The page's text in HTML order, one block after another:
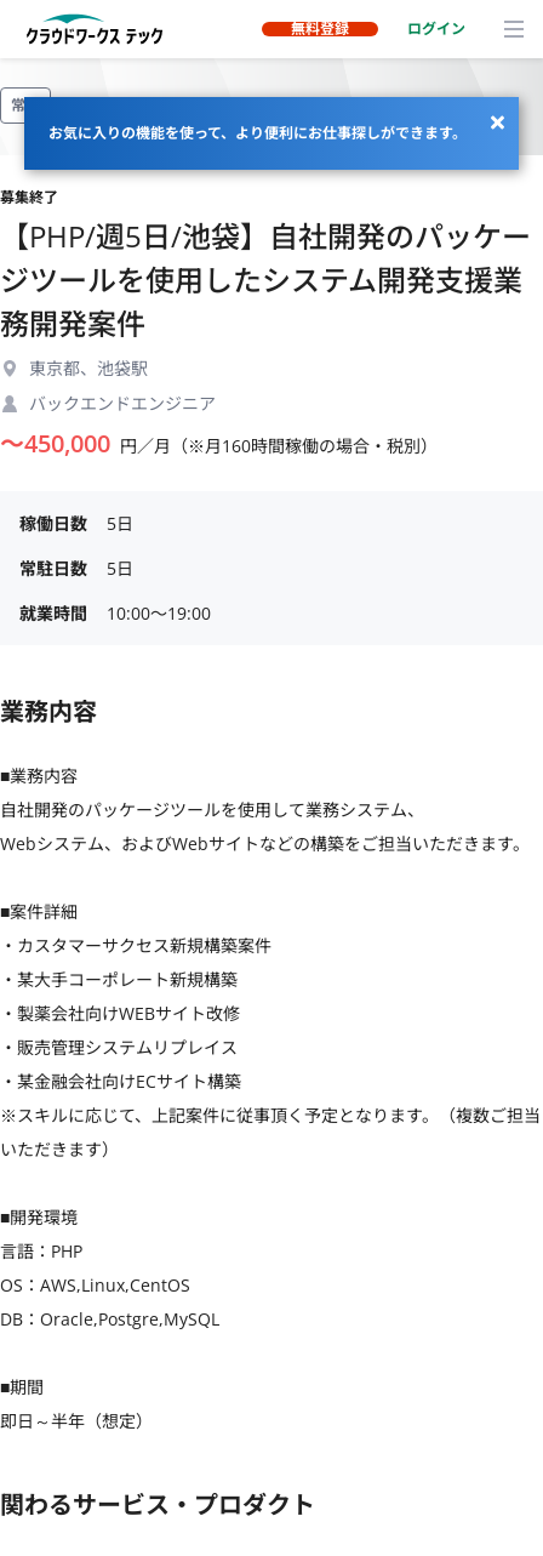
無料登録 ログイン
お気に入りの機能を使って、より便利にお仕事探しができます。
常駐
募集終了
【PHP/週5日/池袋】自社開発のパッケー
ジツールを使用したシステム開発支援業
務開発案件
東京都、池袋駅
バックエンドエンジニア
〜450,000 円／月（※月160時間稼働の場合・税別）
稼働日数
5日
常駐日数
5日
就業時間
10:00〜19:00
業務内容
■業務内容
自社開発のパッケージツールを使用して業務システム、
Webシステム、およびWebサイトなどの構築をご担当いただきます。
■案件詳細
・カスタマーサクセス新規構築案件
・某大手コーポレート新規構築
・製薬会社向けWEBサイト改修
・販売管理システムリプレイス
・某金融会社向けECサイト構築
※スキルに応じて、上記案件に従事頂く予定となります。（複数ご担当
いただきます）
■開発環境
言語：PHP
OS：AWS,Linux,CentOS
DB：Oracle,Postgre,MySQL
■期間
即日～半年（想定）
関わるサービス・プロダクト